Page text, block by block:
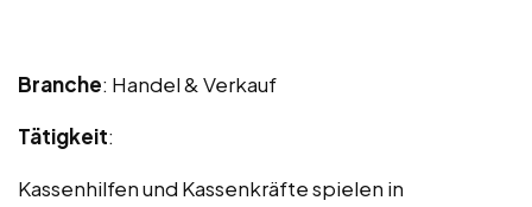
Branche: Handel & Verkauf
Tätigkeit:
Kassenhilfen und Kassenkräfte spielen in